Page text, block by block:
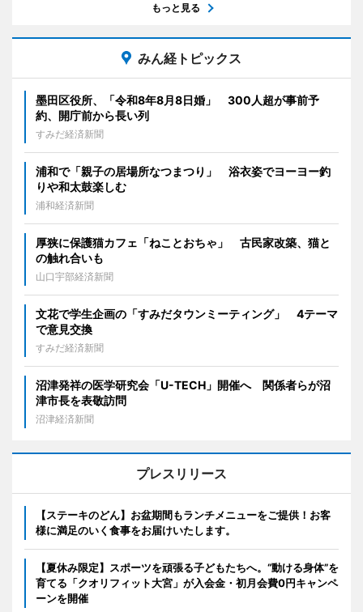
もっと見る
みん経トピックス
墨田区役所、「令和8年8月8日婚」 300人超が事前予
約、開庁前から長い列
すみだ経済新聞
浦和で「親子の居場所なつまつり」 浴衣姿でヨーヨー釣
りや和太鼓楽しむ
浦和経済新聞
厚狭に保護猫カフェ「ねことおちゃ」 古民家改築、猫と
の触れ合いも
山口宇部経済新聞
文花で学生企画の「すみだタウンミーティング」 4テーマ
で意見交換
すみだ経済新聞
沼津発祥の医学研究会「U-TECH」開催へ 関係者らが沼
津市長を表敬訪問
沼津経済新聞
プレスリリース
【ステーキのどん】お盆期間もランチメニューをご提供！お客
様に満足のいく食事をお届けいたします。
【夏休み限定】スポーツを頑張る子どもたちへ。“動ける身体”を
育てる「クオリフィット大宮」が入会金・初月会費0円キャンペ
ーンを開催